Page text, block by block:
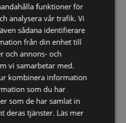
packningar
(130-200 mm) med fötter
för
stiftsond
funktioner för
analysera vår trafik. Vi
sådana identifierare
från din enhet till
och annons- och
vi samarbetar med.
kombinera information
som du har
som de har samlat in
deras tjänster. Läs mer